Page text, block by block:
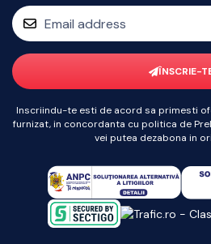
ÎNSCRIE-
Inscriindu-te esti de acord sa primesti
furnizat, in concordanta cu politica de
vei putea dezabona in